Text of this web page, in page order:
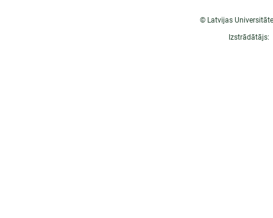
© Latvijas
Izstrādātājs: